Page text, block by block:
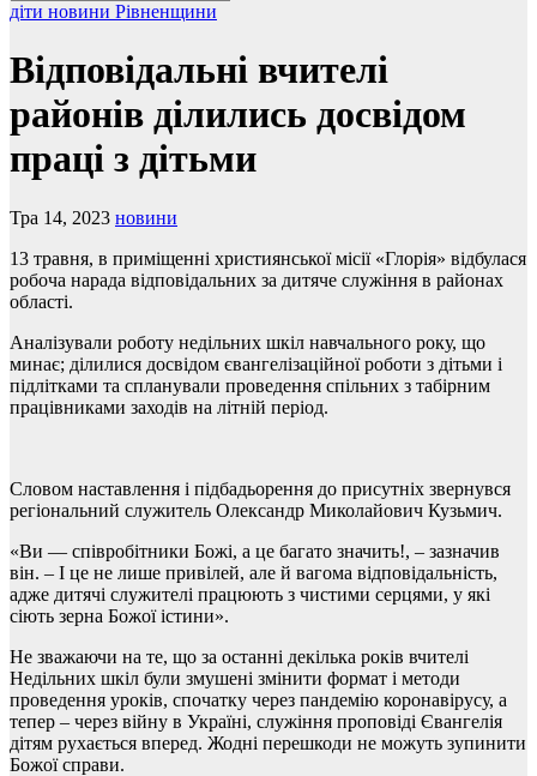
діти новини Рівненщини
Відповідальні вчителі
районів ділились досвідом
праці з дітьми
Тра 14, 2023 новини
13 травня, в приміщенні християнської місії «Глорія» відбулася
робоча нарада відповідальних за дитяче служіння в районах
області.
Аналізували роботу недільних шкіл навчального року, що
минає; ділилися досвідом євангелізаційної роботи з дітьми і
підлітками та спланували проведення спільних з табірним
працівниками заходів на літній період.
Словом наставлення і підбадьорення до присутніх звернувся
регіональний служитель Олександр Миколайович Кузьмич.
«Ви — співробітники Божі, а це багато значить!, – зазначив
він. – І це не лише привілей, але й вагома відповідальність,
адже дитячі служителі працюють з чистими серцями, у які
сіють зерна Божої істини».
Не зважаючи на те, що за останні декілька років вчителі
Недільних шкіл були змушені змінити формат і методи
проведення уроків, спочатку через пандемію коронавірусу, а
тепер – через війну в Україні, служіння проповіді Євангелія
дітям рухається вперед. Жодні перешкоди не можуть зупинити
Божої справи.